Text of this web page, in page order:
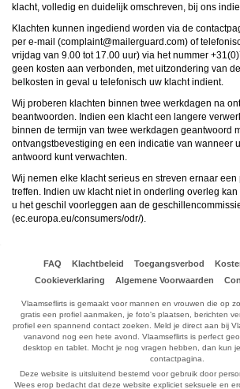
Let er ook op dat mensen in staat zijn op een listige
Voorkom dat jouw minderjarige kinderen met erotische of
ongeschikte online content in aanraking komen. Daarvoor
Installeer programma’s voor ouderlijk toezicht op jouw
programma’s voor ouderlijk toezicht zijnNetnanny ,
Norton. Deze programma’s werken zodanig dat
online inhoud worden geblokkeerd. Vaak blokkeren
ongeschikt zijn voor minderjarigen. Door middel van
nieuwe websites aan worden toegevoegd.
Neem contact op met jouw internetprovider. Er zijn
maken dat bepaalde informatie van internet wordt
internetprovider raadplegen om na te vragen of deze
is.
zodat je kunt zien welke websites door jouw
Door in geval van ongewenste sitebezoeken jouw
aan te spreken, kun je jouw kinderen leren dat de
zijn. Bovendien kun je naar aanleiding daarvan
vreemden, bijvoorbeeld via een chatwebsite. Leer ze
internet hoeft te zijn wie ze zeggen te zijn en dat men
bedoelingen kan hebben als iemand via het internet
die zij online hebben ontmoet, moeten afspreken
overleggen. Ook is het raadzaam jouw kind te vertellen
laten weten wanneer iemand op internet contact met
jouw kind seksueel getinte content of andere content
internet tegenkomt.
, de exploitant
chatdiensten voor entertainmentdoeleinden. Om van deze
maken, heb je credits nodig. Je ontvangt er bij jouw
klacht, volledig en duidelijk omschreven, bij ons
Klachten kunnen ingediend worden via de
per e-mail (moc.draugreliam@tnialpmoc) of
vrijdag van 9.00 tot 17.00 uur) via het nummer
geen kosten aan verbonden, met uitzondering van
belkosten in geval u telefonisch uw klacht indient.
Wij proberen klachten binnen twee werkdagen na
beantwoorden. Indien een klacht een langere
binnen de termijn van twee werkdagen geantwoord
ontvangstbevestiging en een indicatie van wanneer
antwoord kunt verwachten.
Wij nemen elke klacht serieus en streven ernaar
treffen. Indien uw klacht niet in onderling overleg
u het geschil voorleggen aan de
(ec.europa.eu/consumers/odr/).
FAQ Klachtbeleid Toegangsverbod
Cookieverklaring
Algemene Voorwaarden
Vlaamseflirts is gemaakt voor mannen en vrouwen die op
gratis een profiel aanmaken, je foto's plaatsen, berichten
profiel een spannend contact zoeken. Meld je direct aan bij
vanavond nog een hete avond. Vlaamseflirts is perfect
desktop en tablet. Mocht je nog vragen hebben, dan kun
contactpagina.
Deze website is uitsluitend bestemd voor gebruik door
Wees erop bedacht dat deze website expliciet seksuele en